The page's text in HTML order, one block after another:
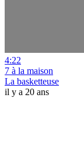
4:22
7 à la maison
La basketteuse
il y a 20 ans